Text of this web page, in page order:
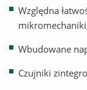
Względna
Wbudowane
Czujniki